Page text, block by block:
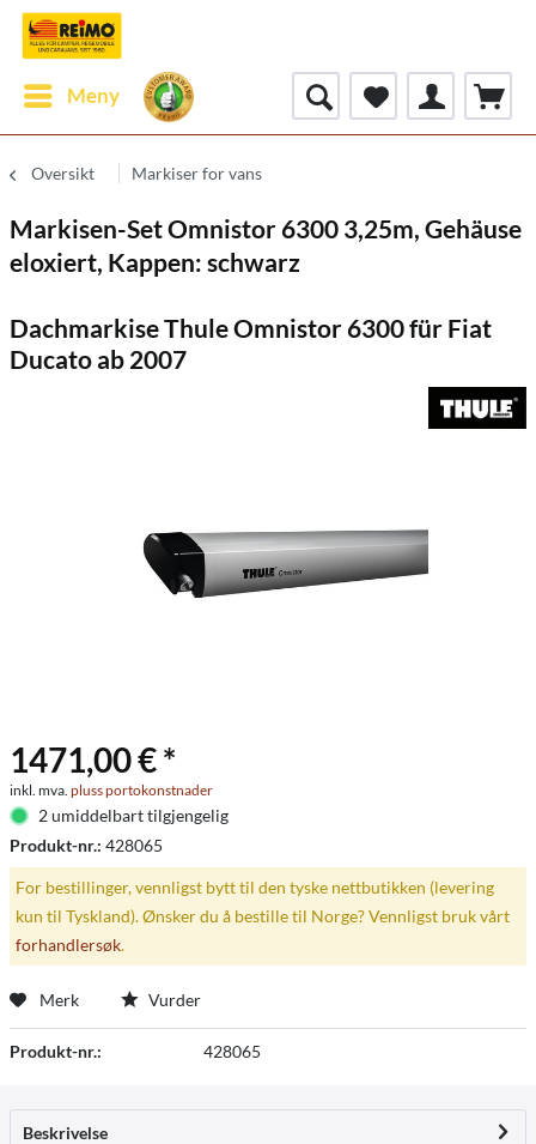
Meny
Oversikt Markiser for vans
Markisen-Set Omnistor 6300 3,25m, Gehäuse
eloxiert, Kappen: schwarz
Dachmarkise Thule Omnistor 6300 für Fiat
Ducato ab 2007
1471,00 € *
inkl. mva. pluss portokonstnader
2 umiddelbart tilgjengelig
Produkt-nr.: 428065
For bestillinger, vennligst bytt til den tyske nettbutikken (levering
kun til Tyskland). Ønsker du å bestille til Norge? Vennligst bruk vårt
forhandlersøk.
Merk Vurder
Produkt-nr.: 428065
Beskrivelse